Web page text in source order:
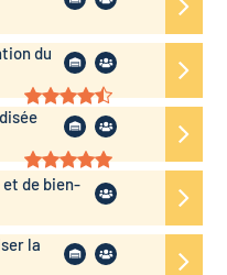
du
de bien-
la